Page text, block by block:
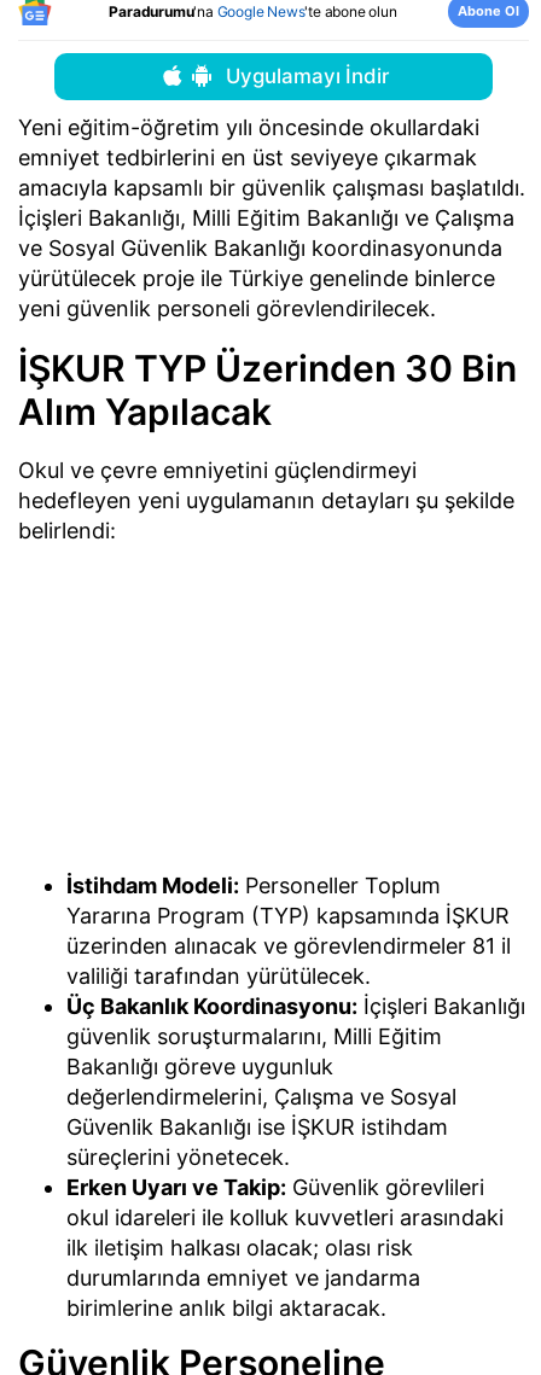
Paradurumu'na Google News'te abone olun Abone Ol
Uygulamayı İndir
Yeni eğitim-öğretim yılı öncesinde okullardaki
emniyet tedbirlerini en üst seviyeye çıkarmak
amacıyla kapsamlı bir güvenlik çalışması başlatıldı.
İçişleri Bakanlığı, Milli Eğitim Bakanlığı ve Çalışma
ve Sosyal Güvenlik Bakanlığı koordinasyonunda
yürütülecek proje ile Türkiye genelinde binlerce
yeni güvenlik personeli görevlendirilecek.
İŞKUR TYP Üzerinden 30 Bin
Alım Yapılacak
Okul ve çevre emniyetini güçlendirmeyi
hedefleyen yeni uygulamanın detayları şu şekilde
belirlendi:
İstihdam Modeli: Personeller Toplum
Yararına Program (TYP) kapsamında İŞKUR
üzerinden alınacak ve görevlendirmeler 81 il
valiliği tarafından yürütülecek.
Üç Bakanlık Koordinasyonu: İçişleri Bakanlığı
güvenlik soruşturmalarını, Milli Eğitim
Bakanlığı göreve uygunluk
değerlendirmelerini, Çalışma ve Sosyal
Güvenlik Bakanlığı ise İŞKUR istihdam
süreçlerini yönetecek.
Erken Uyarı ve Takip: Güvenlik görevlileri
okul idareleri ile kolluk kuvvetleri arasındaki
ilk iletişim halkası olacak; olası risk
durumlarında emniyet ve jandarma
birimlerine anlık bilgi aktaracak.
Güvenlik Personeline